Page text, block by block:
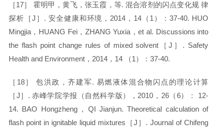
［17］ 霍明甲，黄飞，张玉霞，等. 混合溶剂的闪点变化规 律
探析［J］. 安全健康和环境，2014，14（1）：37-40. HUO
Mingjia，HUANG Fei，ZHANG Yuxia，et al. Discussions into
the flash point change rules of mixed solvent［J］. Safety
Health and Environment，2014，14 （1）：37-40.
［ 18］ 包洪政，齐建军. 易燃液体混合物闪点的理论计算
［J］. 赤峰学院学报（自然科学版），2010，26（6）： 12-
14. BAO Hongzheng，QI Jianjun. Theoretical calculation of
flash point in ignitable liquid mixtures［J］. Journal of Chifeng